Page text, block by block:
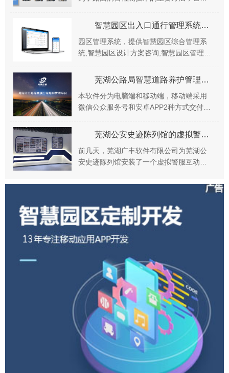
行全方位评估，可准确记录哪条农村公路
上那个路段出现道...
智慧园区出入口通行管理系统解决方案
园区管理系统，提供智慧园区综合管理系
统,智慧园区设计方案咨询,智慧园区管理系
理系统、园区资产管理系统等功能，满足
创业园区、...
芜湖公路局智慧道路养护管理系统正式上线啦
本软件分为电脑端和移动端，移动端采用
微信公众服务号和安卓APP2种方式交付，
交、工单查询、工单详情、报表统计等主
要软件功能。...
芜湖公安史迹陈列馆的虚拟警服体验厅开放，迎来观众体验热潮
前几天，芜湖广丰软件有限公司为芜湖公
安史迹陈列馆安装了一个虚拟警服互动拍
一对外开放，迎来观众体验热潮！历史与